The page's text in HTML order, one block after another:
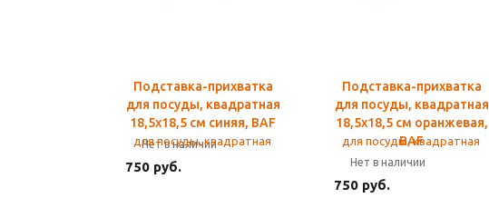
Подставка-прихватка
для посуды, квадратная
18,5х18,5 см синяя, BAF
Нет в наличии
750 руб.
Подставка-прихватка
для посуды, квадратная
18,5х18,5 см оранжевая,
BAF
Нет в наличии
750 руб.